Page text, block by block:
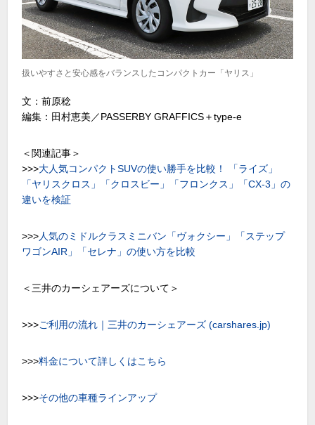
扱いやすさと安心感をバランスしたコンパクトカー「ヤリス」
文：前原稔
編集：田村恵美／PASSERBY GRAFFICS＋type-e
＜関連記事＞
>>>大人気コンパクトSUVの使い勝手を比較！ 「ライズ」
「ヤリスクロス」「クロスビー」「フロンクス」「CX-3」の
違いを検証
>>>人気のミドルクラスミニバン「ヴォクシー」「ステップ
ワゴンAIR」「セレナ」の使い方を比較
＜三井のカーシェアーズについて＞
>>>ご利用の流れ｜三井のカーシェアーズ (carshares.jp)
>>>料金について詳しくはこちら
>>>その他の車種ラインアップ